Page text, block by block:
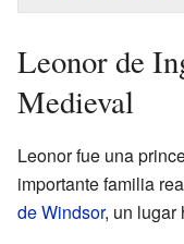
Leonor de
Medieval
Leonor fue una
importante familia
de Windsor, un lugar